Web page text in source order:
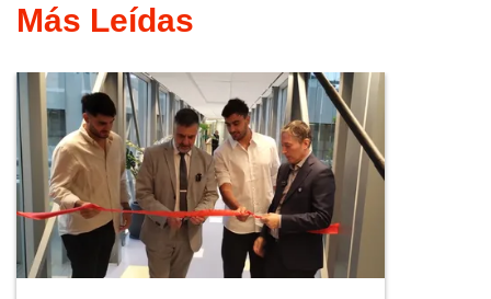
Más Leídas